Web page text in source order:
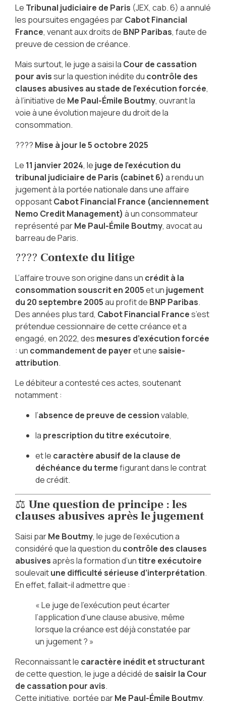
Le Tribunal judiciaire de Paris (JEX, cab. 6) a annulé
les poursuites engagées parCabot Financial
France, venant aux droits de BNP Paribas, faute de
preuve de cession de créance.
Mais surtout, le juge a saisi la Cour de cassation
pour avissur la question inédite du contrôle des
clauses abusives au stade de l’exécution forcée,
à l’initiative de Me Paul-Émile Boutmy, ouvrant la
voie à une évolution majeure du droit de la
consommation.
???? Mise à jour le 5 octobre 2025
Le 11 janvier 2024, le juge de l’exécution du
tribunal judiciaire de Paris (cabinet 6) a rendu un
jugement à la portée nationale dans une affaire
opposantCabot Financial France (anciennement
Nemo Credit Management) à un consommateur
représenté parMe Paul-Émile Boutmy, avocat au
barreau de Paris.
???? Contexte du litige
L’affaire trouve son origine dans un crédit à la
consommation souscrit en 2005et un jugement
du 20 septembre 2005au profit de BNP Paribas.
Des années plus tard, Cabot Financial Frances’est
prétendue cessionnaire de cette créance et a
engagé, en 2022, des mesures d’exécution forcée
: un commandement de payeret une saisie-
attribution.
Le débiteur a contesté ces actes, soutenant
notamment :
l’absence de preuve de cessionvalable,
la prescription du titre exécutoire,
et le caractère abusif de la clause de
déchéance du termefigurant dans le contrat
de crédit.
⚖️ Une question de principe : les
clauses abusives après le jugement
Saisi parMe Boutmy, le juge de l’exécution a
considéré que la question du contrôle des clauses
abusivesaprès la formation d’untitre exécutoire
soulevaitune difficulté sérieuse d’interprétation.
En effet, fallait-il admettre que :
« Le juge de l’exécution peut écarter
l’application d’une clause abusive, même
lorsque la créance est déjà constatée par
un jugement ? »
Reconnaissant le caractère inédit et structurant
de cette question, le juge a décidé de saisir la Cour
de cassation pour avis.
Cette initiative, portée parMe Paul-Émile Boutmy,